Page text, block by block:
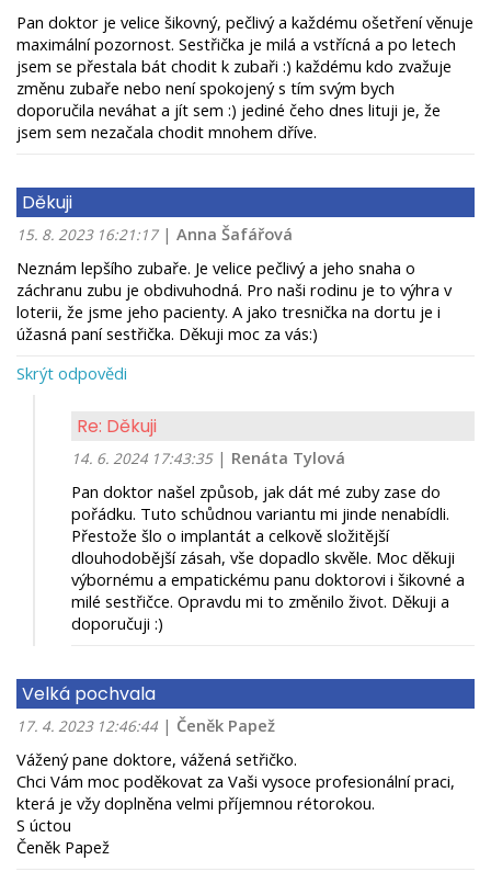
Pan doktor je velice šikovný, pečlivý a každému ošetření věnuje
maximální pozornost. Sestřička je milá a vstřícná a po letech
jsem se přestala bát chodit k zubaři :) každému kdo zvažuje
změnu zubaře nebo není spokojený s tím svým bych
doporučila neváhat a jít sem :) jediné čeho dnes lituji je, že
jsem sem nezačala chodit mnohem dříve.
Děkuji
15. 8. 2023 16:21:17 | Anna Šafářová
Neznám lepšího zubaře. Je velice pečlivý a jeho snaha o
záchranu zubu je obdivuhodná. Pro naši rodinu je to výhra v
loterii, že jsme jeho pacienty. A jako tresnička na dortu je i
úžasná paní sestřička. Děkuji moc za vás:)
Skrýt odpovědi
Re: Děkuji
14. 6. 2024 17:43:35 | Renáta Tylová
Pan doktor našel způsob, jak dát mé zuby zase do
pořádku. Tuto schůdnou variantu mi jinde nenabídli.
Přestože šlo o implantát a celkově složitější
dlouhodobější zásah, vše dopadlo skvěle. Moc děkuji
výbornému a empatickému panu doktorovi i šikovné a
milé sestřičce. Opravdu mi to změnilo život. Děkuji a
doporučuji :)
Velká pochvala
17. 4. 2023 12:46:44 | Čeněk Papež
Vážený pane doktore, vážená setřičko.
Chci Vám moc poděkovat za Vaši vysoce profesionální praci,
která je vžy doplněna velmi příjemnou rétorokou.
S úctou
Čeněk Papež